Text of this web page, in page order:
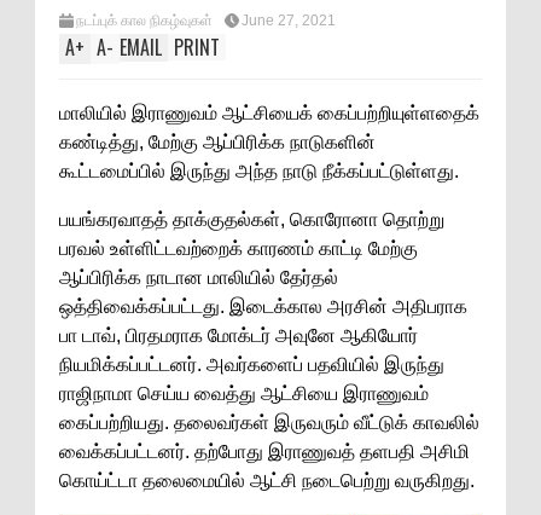
நடப்புக் கால நிகழ்வுகள் June 27, 2021
A+ A- EMAIL PRINT
மாலியில் இராணுவம் ஆட்சியைக் கைப்பற்றியுள்ளதைக்
கண்டித்து, மேற்கு ஆப்பிரிக்க நாடுகளின்
கூட்டமைப்பில் இருந்து அந்த நாடு நீக்கப்பட்டுள்ளது.
பயங்கரவாதத் தாக்குதல்கள், கொரோனா தொற்று
பரவல் உள்ளிட்டவற்றைக் காரணம் காட்டி மேற்கு
ஆப்பிரிக்க நாடான மாலியில் தேர்தல்
ஒத்திவைக்கப்பட்டது. இடைக்கால அரசின் அதிபராக
பா டாவ், பிரதமராக மோக்டர் அவுனே ஆகியோர்
நியமிக்கப்பட்டனர். அவர்களைப் பதவியில் இருந்து
ராஜிநாமா செய்ய வைத்து ஆட்சியை இராணுவம்
கைப்பற்றியது. தலைவர்கள் இருவரும் வீட்டுக் காவலில்
வைக்கப்பட்டனர். தற்போது இராணுவத் தளபதி அசிமி
கொய்ட்டா தலைமையில் ஆட்சி நடைபெற்று வருகிறது.